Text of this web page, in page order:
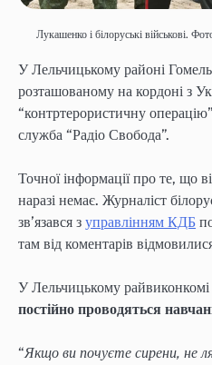
Лукашенко і білоруські
У Лельчицькому районі
розташованому на кордоні з
“контртерористичну
служба “Радіо Свобода”.
Точної інформації про те, що
наразі немає. Журналіст
зв’язався з управлінням КДБ
там від коментарів
У Лельчицькому
постійно проводяться
“Якщо ви почуєте сирени, не